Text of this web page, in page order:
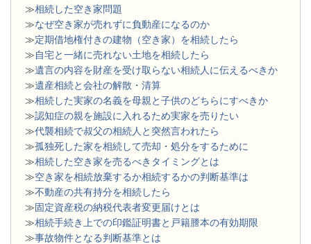
≫相続した空き家問題
​≫なぜ空き家が売れずに負動産になるのか
≫定期借地権付きの建物（空き家）を相続したら
≫自宅と一緒に売れない土地を相続したら
≫遺言の内容を財産を受け取らない相続人に伝えるべきか
≫遺産相続と会社の解散・清算
≫相続した実家の名義を母親と子供のどちらにすべきか
≫認知症の親を施設に入れるため実家を売りたい
≫代襲相続で叔父の相続人と突然言われたら
≫孤独死した家を相続して売却・処分をするために
≫相続した空き家を売るべきタイミングとは
≫空き家を相続放棄するか相続するかの判断基準は
≫不動産の共有持分を相続したら
≫固定資産税の納税代表者変更届けとは
≫相続手続き上での印鑑証明書と戸籍謄本の有効期限
≫事故物件となる判断基準とは